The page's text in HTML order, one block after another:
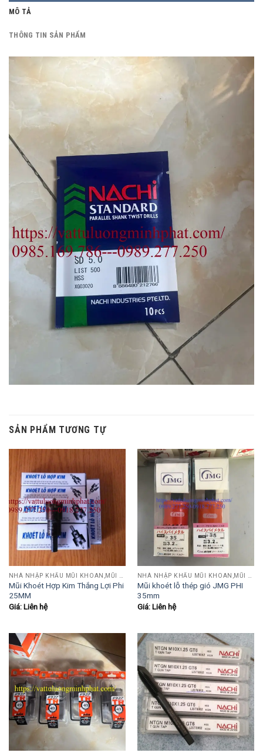
MÔ TẢ
THÔNG TIN SẢN PHẨM
SẢN PHẨM TƯƠNG TỰ
Mũi Khoét Hợp Kim Thắng Lợi Phi
25MM
Giá: Liên hệ
Mũi khoét lỗ thép gió JMG PHI
35mm
Giá: Liên hệ